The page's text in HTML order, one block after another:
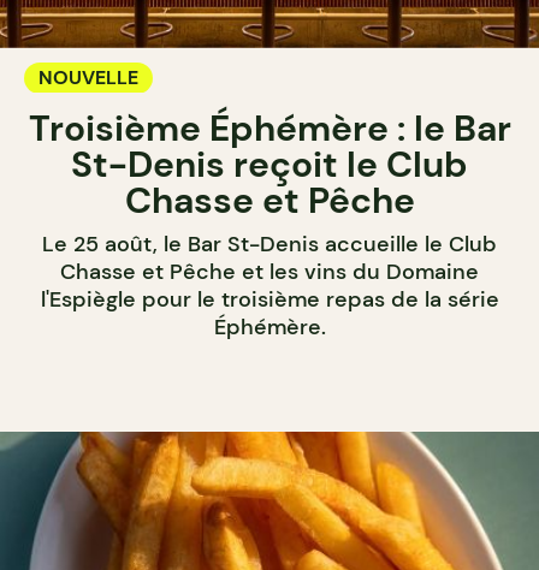
NOUVELLE
Troisième Éphémère : le Bar
St-Denis reçoit le Club
Chasse et Pêche
Le 25 août, le Bar St-Denis accueille le Club
Chasse et Pêche et les vins du Domaine
l'Espiègle pour le troisième repas de la série
Éphémère.